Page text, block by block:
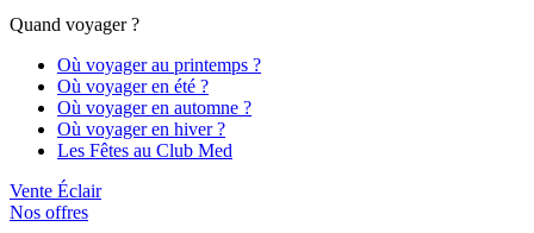
Quand voyager ?
Où voyager au printemps ?
Où voyager en été ?
Où voyager en automne ?
Où voyager en hiver ?
Les Fêtes au Club Med
Vente Éclair
Nos offres